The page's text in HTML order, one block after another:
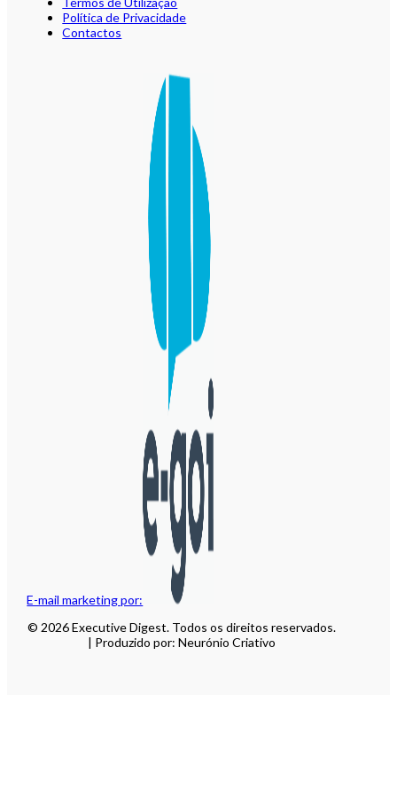
E-mail marketing por:
Política de Privacidade
Contactos
© 2026 Executive Digest. Todos os direitos reservados.
| Produzido por: Neurónio Criativo